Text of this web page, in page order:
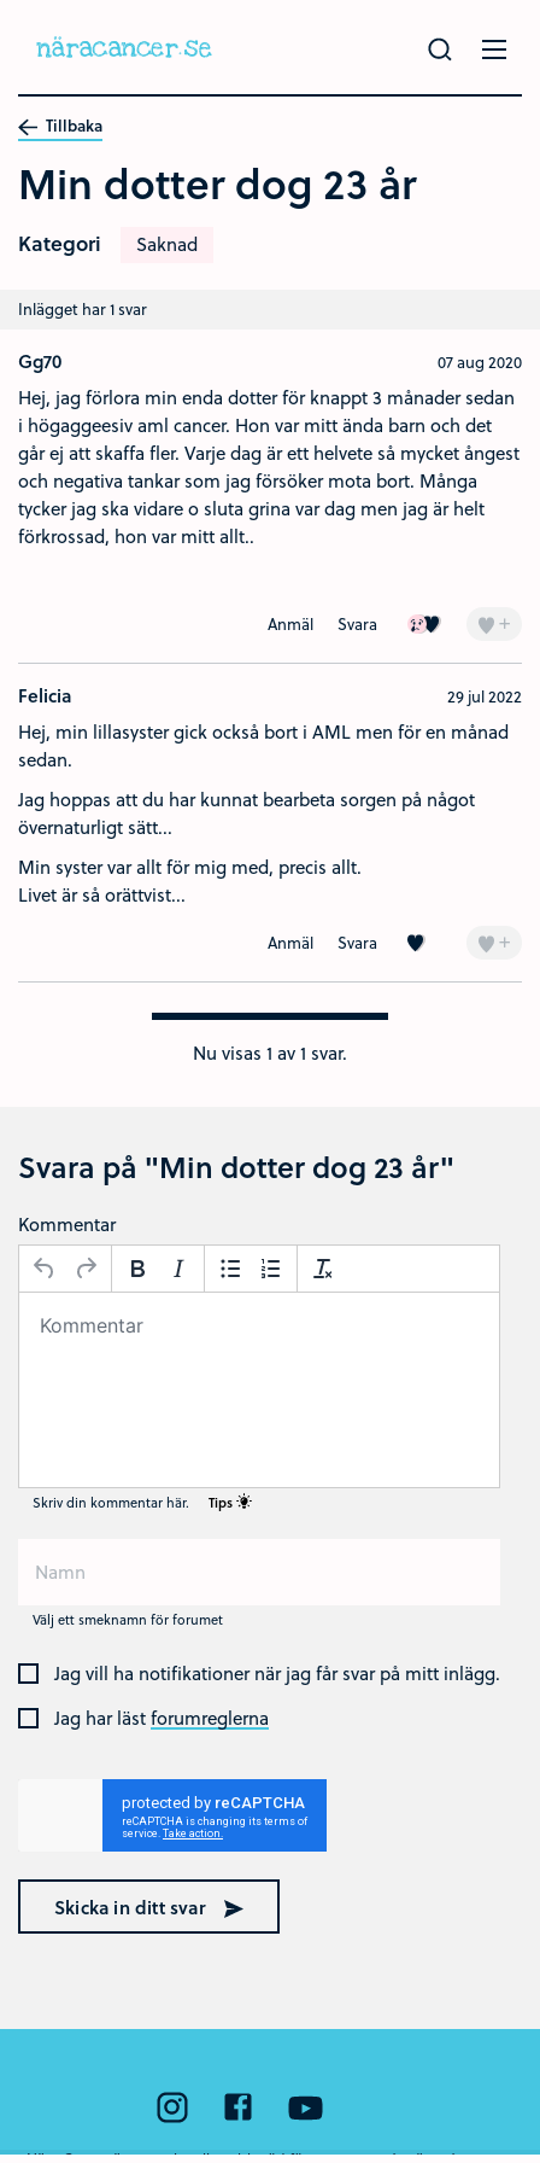
Tillbaka
Min dotter dog 23 år
Kategori Saknad
Inlägget har 1 svar
Gg70 07 aug 2020
Hej, jag förlora min enda dotter för knappt 3 månader sedan
i högaggeesiv aml cancer. Hon var mitt ända barn och det
går ej att skaffa fler. Varje dag är ett helvete så mycket ångest
och negativa tankar som jag försöker mota bort. Många
tycker jag ska vidare o sluta grina var dag men jag är helt
förkrossad, hon var mitt allt..
Anmäl Svara Ledsen (2)
Kärlek (1)+
Felicia 29 jul 2022
Hej, min lillasyster gick också bort i AML men för en månad
sedan.
Jag hoppas att du har kunnat bearbeta sorgen på något
övernaturligt sätt...
Min syster var allt för mig med, precis allt.
Livet är så orättvist...
Anmäl Svara Kärlek (1) +
Nu visas 1 av 1 svar.
Svara på "Min dotter dog 23 år"
Kommentar
Skriv din kommentar här. Tips
Välj ett smeknamn för forumet
Jag vill ha notifikationer när jag får svar på mitt inlägg.
Jag har lästforumreglerna
Skicka in ditt svar
Nära Cancer är ett nationellt webbstöd för unga som står nära någon som